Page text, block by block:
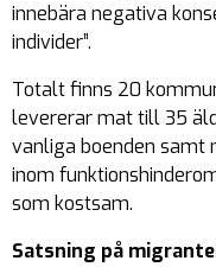
innebära negativa
individer”.
Totalt finns 20
levererar mat till 35
vanliga boenden samt
inom
som kostsam.
Satsning på